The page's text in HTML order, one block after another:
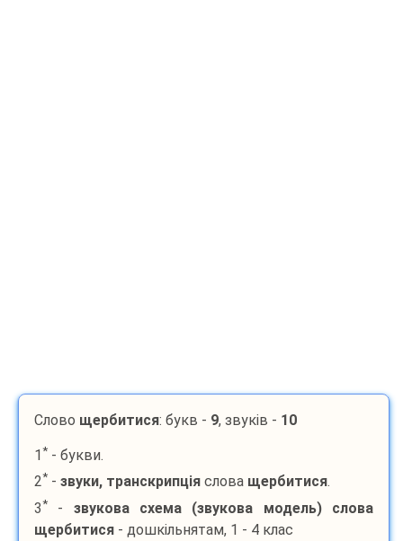
Слово щербитися: букв - 9, звуків - 10
1 * - букви.
2* - звуки, транскрипція слова щербитися.
3* - звукова схема (звукова модель) слова
щербитися - дошкільнятам, 1 - 4 клас